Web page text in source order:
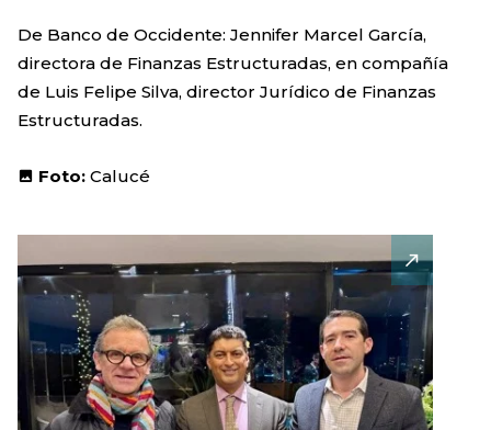
De Banco de Occidente: Jennifer Marcel García,
directora de Finanzas Estructuradas, en compañía
de Luis Felipe Silva, director Jurídico de Finanzas
Estructuradas.
Foto: Calucé